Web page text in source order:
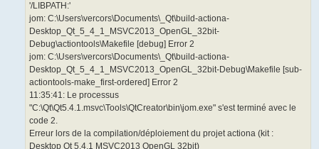
'/LIBPATH:'
jom: C:\Users\vercors\Documents\_Qt\build-actiona-
Desktop_Qt_5_4_1_MSVC2013_OpenGL_32bit-
Debug\actiontools\Makefile [debug] Error 2
jom: C:\Users\vercors\Documents\_Qt\build-actiona-
Desktop_Qt_5_4_1_MSVC2013_OpenGL_32bit-Debug\Makefile [sub-
actiontools-make_first-ordered] Error 2
11:35:41: Le processus
"C:\Qt\Qt5.4.1.msvc\Tools\QtCreator\bin\jom.exe" s'est terminé avec le
code 2.
Erreur lors de la compilation/déploiement du projet actiona (kit :
Desktop Qt 5.4.1 MSVC2013 OpenGL 32bit)